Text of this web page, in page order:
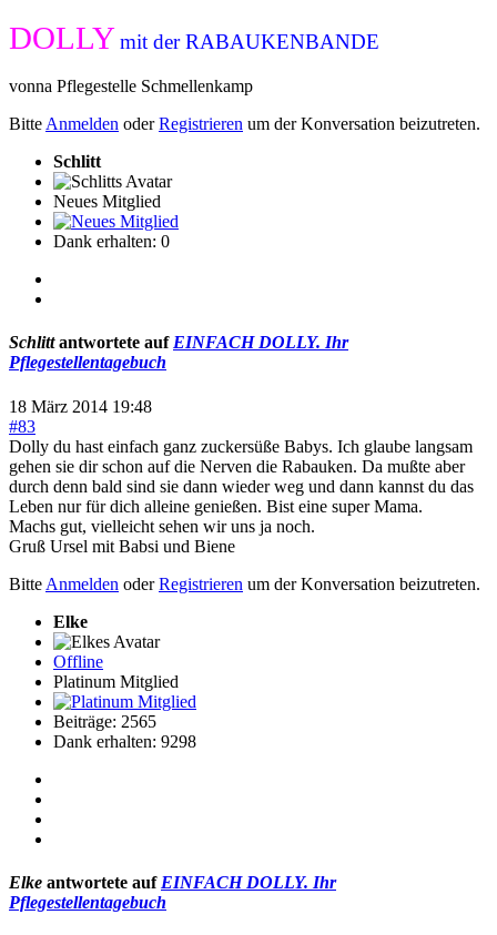
DOLLYmit der RABAUKENBANDE
vonna Pflegestelle Schmellenkamp
Bitte Anmelden oderRegistrieren um der Konversation beizutreten.
Schlitt
Neues Mitglied
Dank erhalten: 0
Schlittantwortete auf EINFACH DOLLY. Ihr
Pflegestellentagebuch
18 März 2014 19:48
#83
Dolly du hast einfach ganz zuckersüße Babys. Ich glaube langsam
gehen sie dir schon auf die Nerven die Rabauken. Da mußte aber
durch denn bald sind sie dann wieder weg und dann kannst du das
Leben nur für dich alleine genießen. Bist eine super Mama.
Machs gut, vielleicht sehen wir uns ja noch.
Gruß Ursel mit Babsi und Biene
Bitte Anmelden oderRegistrieren um der Konversation beizutreten.
Elke
Offline
Platinum Mitglied
Beiträge: 2565
Dank erhalten: 9298
Elke antwortete auf EINFACH DOLLY. Ihr
Pflegestellentagebuch